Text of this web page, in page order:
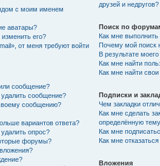
с моим именем
аватары?
изменить его?
от меня требуют войти
сообщение?
удалить сообщение?
сообщению?
вариантов ответа?
опрос?
форумы?
друзей и недругов?
Поиск по
Как мне
Почему мой поиск
В результате
Как мне найти
Как мне найти
Подписки и
Чем закладки
Как мне сделать
определённую
Как мне
Как мне
Вложения